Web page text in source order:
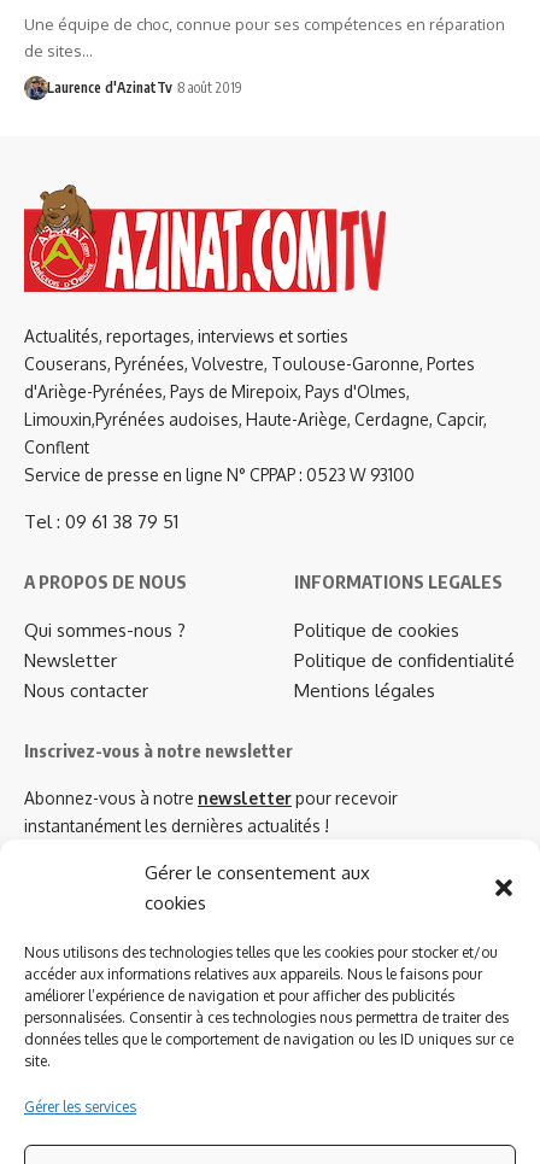
Gérer le consentement aux
cookies
Nous utilisons des technologies telles que les cookies pour stocker et/ou
accéder aux informations relatives aux appareils. Nous le faisons pour
améliorer l’expérience de navigation et pour afficher des publicités
personnalisées. Consentir à ces technologies nous permettra de traiter des
données telles que le comportement de navigation ou les ID uniques sur ce
site.
Gérer les services
Une équipe de choc, connue pour ses compétences en réparation
de sites…
Laurence d'AzinatTv 8 août 2019
Actualités, reportages, interviews et sorties
Couserans, Pyrénées, Volvestre, Toulouse-Garonne, Portes
d'Ariège-Pyrénées, Pays de Mirepoix, Pays d'Olmes,
Limouxin,Pyrénées audoises, Haute-Ariège, Cerdagne, Capcir,
Conflent
Service de presse en ligne N° CPPAP : 0523 W 93100
Tel : 09 61 38 79 51
A PROPOS DE NOUS
Qui sommes-nous ?
Newsletter
Nous contacter
INFORMATIONS LEGALES
Politique de cookies
Politique de confidentialité
Mentions légales
Inscrivez-vous à notre newsletter
Abonnez-vous à notre newsletterpour recevoir
instantanément les dernières actualités !
Azinat.com TV soutient